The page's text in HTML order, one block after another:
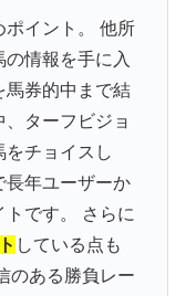
ポイント。 他所
情報を手に入
馬券的中まで結
ターフビジョ
をチョイスし
長年ユーザーか
です。 さらに
している点も
のある勝負レー